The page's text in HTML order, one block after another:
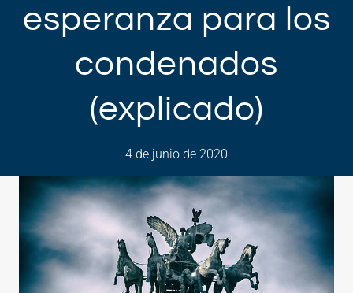
esperanza para los
condenados
(explicado)
4 de junio de 2020